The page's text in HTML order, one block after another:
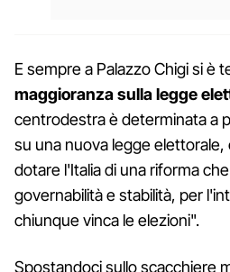
E sempre a Palazzo Chigi si è
maggioranza sulla legge
centrodestra è determinata a
su una nuova legge
dotare l'Italia di una riforma
governabilità e stabilità, per
chiunque vinca le elezioni".
Spostandoci sullo scacchiere